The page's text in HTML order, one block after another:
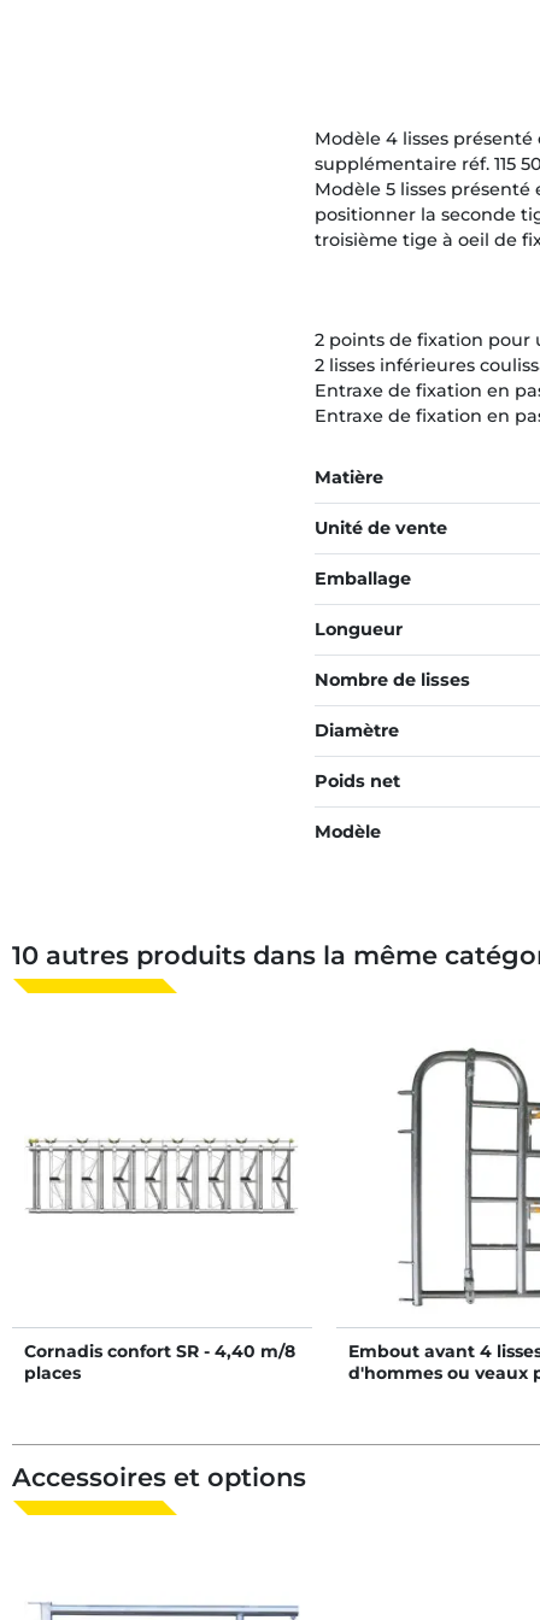
Modèle 4 lisses
supplémentaire réf. 115
Modèle 5 lisses
positionner la seconde
troisième tige à oeil de
2 points de fixation pour
2 lisses inférieures
Entraxe de fixation en
Entraxe de fixation en
Matière
Unité de vente
Emballage
Longueur
Nombre de lisses
Diamètre
Poids net
Modèle
10 autres produits dans la même
Cornadis confort SR - 4,40 m/8
places
Embout avant 4
d'hommes ou veaux
Accessoires et options